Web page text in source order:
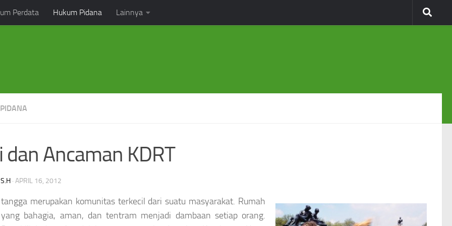
Perdata Hukum Pidana Lainnya
dan Ancaman KDRT
· APRIL 16, 2012
merupakan komunitas terkecil dari suatu masyarakat. Rumah
bahagia, aman, dan tentram menjadi dambaan setiap orang.